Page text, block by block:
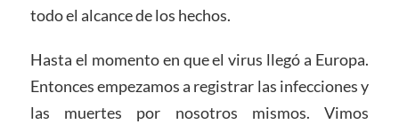
todo el alcance de los hechos.
Hasta el momento en que el virus llegó a Europa.
Entonces empezamos a registrar las infecciones y
las muertes por nosotros mismos. Vimos